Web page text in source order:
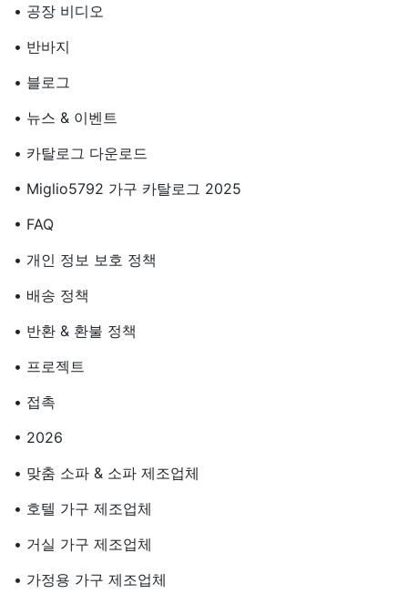
• 공장 비디오
• 반바지
• 블로그
• 뉴스 & 이벤트
• 카탈로그 다운로드
• Miglio5792 가구 카탈로그 2025
• FAQ
• 개인 정보 보호 정책
• 배송 정책
• 반환 & 환불 정책
• 프로젝트
• 접촉
• 2026
• 맞춤 소파 & 소파 제조업체
• 호텔 가구 제조업체
• 거실 가구 제조업체
• 가정용 가구 제조업체